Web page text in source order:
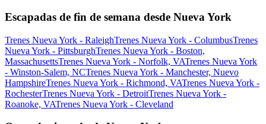
Escapadas de fin de semana desde Nueva York
Trenes Nueva York - RaleighTrenes Nueva York - ColumbusTrenes
Nueva York - PittsburghTrenes Nueva York - Boston,
MassachusettsTrenes Nueva York - Norfolk, VATrenes Nueva York
- Winston-Salem, NCTrenes Nueva York - Manchester, Nuevo
HampshireTrenes Nueva York - Richmond, VATrenes Nueva York -
RochesterTrenes Nueva York - DetroitTrenes Nueva York -
Roanoke, VATrenes Nueva York - Cleveland